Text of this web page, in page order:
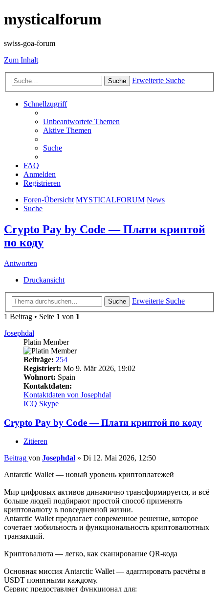
mysticalforum
swiss-goa-forum
Zum Inhalt
Suche Erweiterte Suche
Schnellzugriff
Unbeantwortete Themen
Aktive Themen
Suche
FAQ
Anmelden
Registrieren
Foren-Übersicht MYSTICALFORUM News
Suche
Crypto Pay by Code — Плати криптой
по коду
Antworten
Druckansicht
Suche
Erweiterte Suche
1 Beitrag • Seite 1 von 1
Josephdal
Platin Member
Beiträge: 254
Registriert: Mo 9. Mär 2026, 19:02
Wohnort: Spain
Kontaktdaten:
Kontaktdaten von Josephdal
ICQ Skype
Crypto Pay by Code — Плати криптой по коду
Zitieren
Beitrag von Josephdal » Di 12. Mai 2026, 12:50
Antarctic Wallet — новый уровень криптоплатежей
Мир цифровых активов динамично трансформируется, и всё
больше людей подбирают простой способ применять
криптовалюту в повседневной жизни.
Antarctic Wallet предлагает современное решение, которое
сочетает мобильность и функциональность криптовалютных
транзакций.
Криптовалюта — легко, как сканирование QR-кода
Основная миссия Antarctic Wallet — адаптировать расчёты в
USDT понятными каждому.
Сервис предоставляет функционал для: